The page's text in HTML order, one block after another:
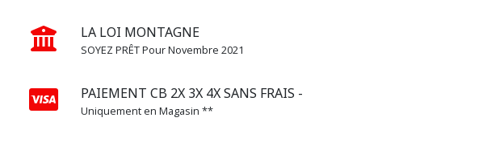
LA LOI MONTAGNE
SOYEZ PRÊT Pour Novembre 2021
PAIEMENT CB 2X 3X 4X SANS FRAIS -
Uniquement en Magasin **